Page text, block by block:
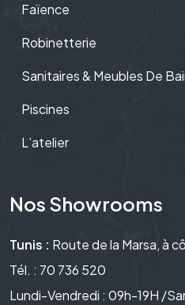
Faïence
Robinetterie
Sanitaires & Meubles De
Piscines
L’atelier
Nos Showrooms
Tunis : Route de la Marsa, à
Tél. : 70 736 520
Lundi-Vendredi : 09h-19H /